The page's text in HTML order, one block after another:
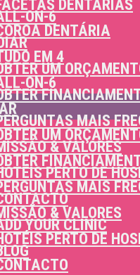
ON-6
UM
MAIS
& VALORES
PERTO DE
YOUR CLINIC
DENTÁRIAS
DENTÁRIA
EM 4
ON-6
UM
MAIS
& VALORES
PERTO DE